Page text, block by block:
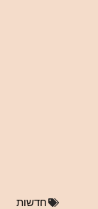
חדשות